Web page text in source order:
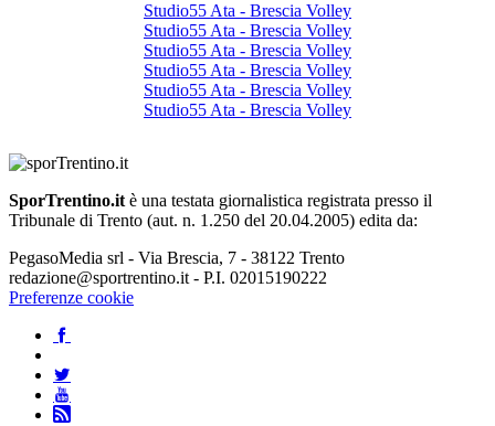
Studio55 Ata - Brescia Volley
Studio55 Ata - Brescia Volley
Studio55 Ata - Brescia Volley
Studio55 Ata - Brescia Volley
Studio55 Ata - Brescia Volley
Studio55 Ata - Brescia Volley
SporTrentino.it è una testata giornalistica registrata presso il
Tribunale di Trento (aut. n. 1.250 del 20.04.2005) edita da:
PegasoMedia srl - Via Brescia, 7 - 38122 Trento
redazione@sportrentino.it - P.I. 02015190222
Preferenze cookie